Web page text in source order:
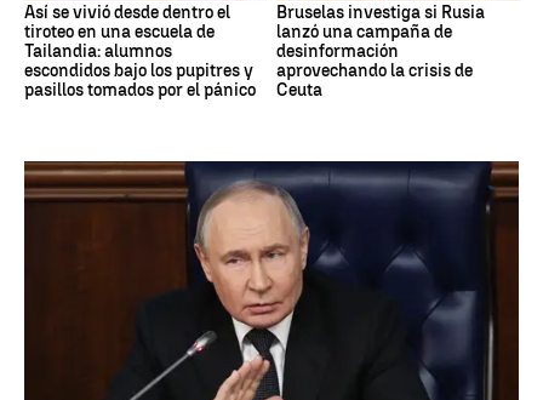
Así se vivió desde dentro el
tiroteo en una escuela de
Tailandia: alumnos
escondidos bajo los pupitres y
pasillos tomados por el pánico
Bruselas investiga si Rusia
lanzó una campaña de
desinformación
aprovechando la crisis de
Ceuta